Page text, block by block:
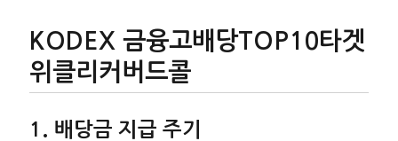
KODEX 금융고배당TOP10타겟
위클리커버드콜
배당금 지급 주기